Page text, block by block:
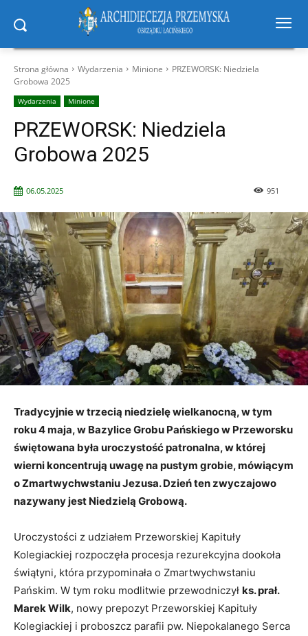
Strona główna Wydarzenia Minione
PRZEWORSK: Niedziela
Grobowa 2025
Wydarzenia Minione
PRZEWORSK: Niedziela
Grobowa 2025
06.05.2025 951
Tradycyjnie w trzecią niedzielę wielkanocną, w tym
roku 4 maja, w Bazylice Grobu Pańskiego w Przeworsku
świętowana była uroczystość patronalna, w której
wierni koncentrują uwagę na pustym grobie, mówiącym
o Zmartwychwstaniu Jezusa. Dzień ten zwyczajowo
nazywany jest Niedzielą Grobową.
Uroczystości z udziałem Przeworskiej Kapituły
Kolegiackiej rozpoczęła procesja rezurekcyjna dookoła
świątyni, która przypominała o Zmartwychwstaniu
Pańskim. W tym roku modlitwie przewodniczył ks. prał.
Marek Wilk, nowy prepozyt Przeworskiej Kapituły
Kolegiackiej i proboszcz parafii pw. Niepokalanego Serca